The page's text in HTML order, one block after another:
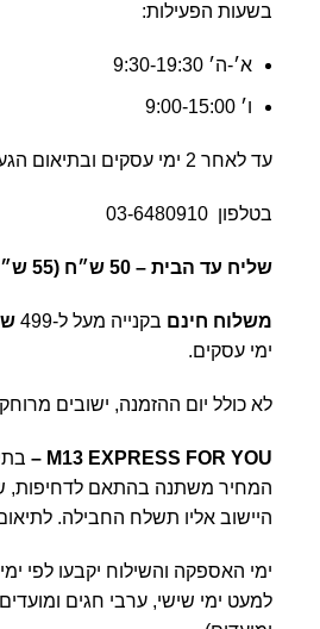
בשעות הפעילות:
א׳-ה׳ 9:30-19:30
ו׳ 9:00-15:00
עד לאחר 2 ימי עסקים ובתיאום הגעה מראש
בטלפון 03-6480910
שליח עד הבית –
משלוח חינם בקנייה מעל ל-499
ימי עסקים.
לא כולל יום ההזמנה, ישובים מרוחקים 7 ימי
M13 EXPRESS FOR YOU
–
המחיר משתנה בהתאם לדחיפות,
היישוב אליו תשלח החבילה. לתיאום
ימי האספקה והשילוח יקבעו לפי
למעט ימי שישי, ערבי חגים